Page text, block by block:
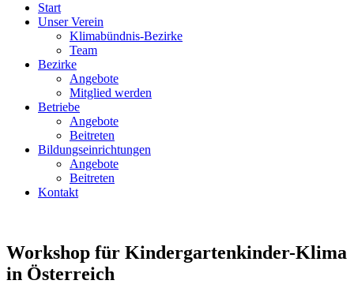
Start
Unser Verein
Klimabündnis-Bezirke
Team
Bezirke
Angebote
Mitglied werden
Betriebe
Angebote
Beitreten
Bildungseinrichtungen
Angebote
Beitreten
Kontakt
Workshop für Kindergartenkinder-Klima
in Österreich